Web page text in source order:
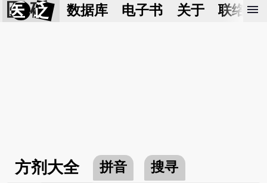
医 砭 数据库 电子书 关于 联络我
menu
方剂大全 拼音 搜寻